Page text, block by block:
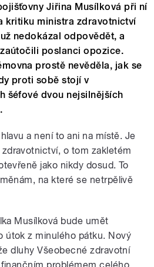
Jiřina Musílková při ní
kritiku ministra zdravotnictví
nedokázal odpovědět, a
poslanci opozice.
prostě nevěděla, jak se
proti sobě stojí v
šéfové dvou nejsilnějších
a není to ani na místě. Je
o tom zakletém
jako nikdy dosud. To
na které se netrpělivě
Musílková bude umět
útok z minulého pátku. Nový
dluhy Všeobecné zdravotní
problémem celého